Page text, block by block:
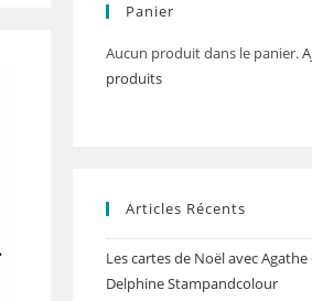
Panier
Aucun produit dans le panier.
produits
Articles Récents
Les cartes de Noël avec
Delphine Stampandcolour